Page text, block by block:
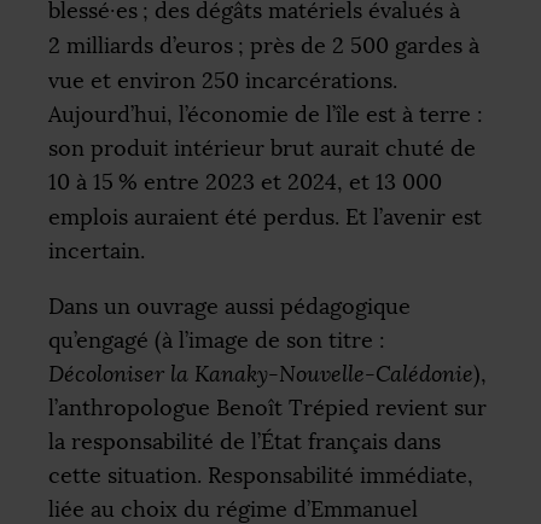
blessé·es ; des dégâts matériels évalués à
2 milliards d’euros ; près de 2 500 gardes à
vue et environ 250 incarcérations.
Aujourd’hui, l’économie de l’île est à terre :
son produit intérieur brut aurait chuté de
10 à 15 % entre 2023 et 2024, et 13 000
emplois auraient été perdus. Et l’avenir est
incertain.
Dans un ouvrage aussi pédagogique
qu’engagé (à l’image de son titre :
Décoloniser la Kanaky-Nouvelle-Calédonie),
l’anthropologue Benoît Trépied revient sur
la responsabilité de l’État français dans
cette situation. Responsabilité immédiate,
liée au choix du régime d’Emmanuel